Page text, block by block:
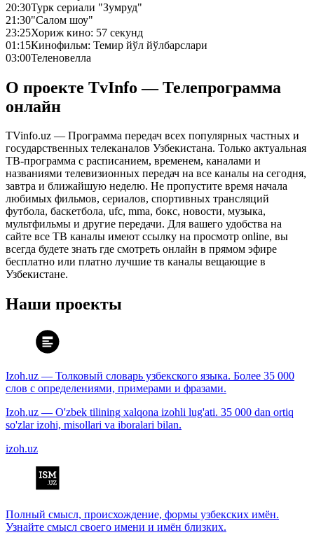
20:30Турк сериали "Зумруд"
21:30"Салом шоу"
23:25Хориж кино: 57 секунд
01:15Кинофильм: Темир йўл йўлбарслари
03:00Теленовелла
О проекте TvInfo — Телепрограмма
онлайн
TVinfo.uz — Программа передач всех популярных частных и
государственных телеканалов Узбекистана. Только актуальная
ТВ-программа с расписанием, временем, каналами и
названиями телевизионных передач на все каналы на сегодня,
завтра и ближайшую неделю. Не пропустите время начала
любимых фильмов, сериалов, спортивных трансляций
футбола, баскетбола, ufc, mma, бокс, новости, музыка,
мультфильмы и другие передачи. Для вашего удобства на
сайте все ТВ каналы имеют ссылку на просмотр online, вы
всегда будете знать где смотреть онлайн в прямом эфире
бесплатно или платно лучшие тв каналы вещающие в
Узбекистане.
Наши проекты
Izoh.uz — Толковый словарь узбекского языка. Более 35 000
слов с определениями, примерами и фразами.
Izoh.uz — O'zbek tilining xalqona izohli lug'ati. 35 000 dan ortiq
so'zlar izohi, misollari va iboralari bilan.
izoh.uz
Полный смысл, происхождение, формы узбекских имён.
Узнайте смысл своего имени и имён близких.